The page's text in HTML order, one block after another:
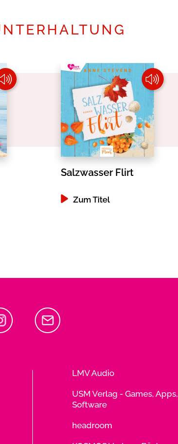
Salzwasser Flirt
Zum Titel
LMV Audio
USM Verlag - Games, Apps,
Software
headroom